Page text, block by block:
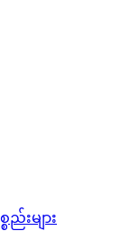
းများ